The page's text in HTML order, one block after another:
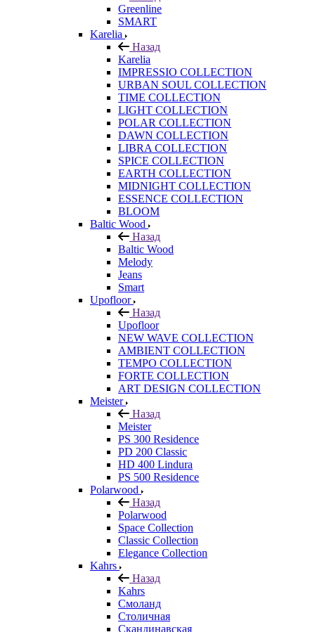
Greenline
SMART
Karelia
Назад
Karelia
IMPRESSIO COLLECTION
URBAN SOUL COLLECTION
TIME COLLECTION
LIGHT COLLECTION
POLAR COLLECTION
DAWN COLLECTION
LIBRA COLLECTION
SPICE COLLECTION
EARTH COLLECTION
MIDNIGHT COLLECTION
ESSENCE COLLECTION
BLOOM
Baltic Wood
Назад
Baltic Wood
Melody
Jeans
Smart
Upofloor
Назад
Upofloor
NEW WAVE COLLECTION
AMBIENT COLLECTION
TEMPO COLLECTION
FORTE COLLECTION
ART DESIGN COLLECTION
Meister
Назад
Meister
PS 300 Residence
PD 200 Classic
HD 400 Lindura
PS 500 Residence
Polarwood
Назад
Polarwood
Space Collection
Classic Collection
Elegance Collection
Kahrs
Назад
Kahrs
Смоланд
Столичная
Скандинавская